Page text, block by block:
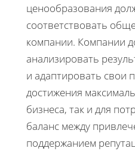
ценообразования
соответствовать
компании. Компании
анализировать
и адаптировать свои
достижения
бизнеса, так и для
баланс между
поддержанием